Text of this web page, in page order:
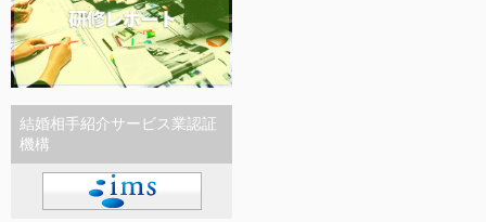
結婚相手紹介サービス業認証
機構